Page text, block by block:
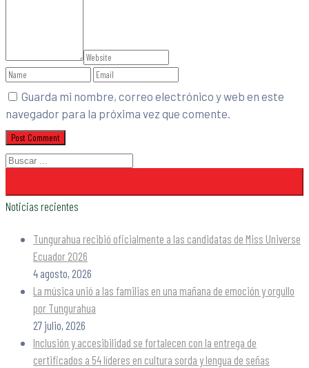
Guarda mi nombre, correo electrónico y web en este
navegador para la próxima vez que comente.
Noticias recientes
Tungurahua recibió oficialmente a las candidatas de Miss Universe
Ecuador 2026
4 agosto, 2026
La música unió a las familias en una mañana de emoción y orgullo
por Tungurahua
27 julio, 2026
Inclusión y accesibilidad se fortalecen con la entrega de
certificados a 54 líderes en cultura sorda y lengua de señas